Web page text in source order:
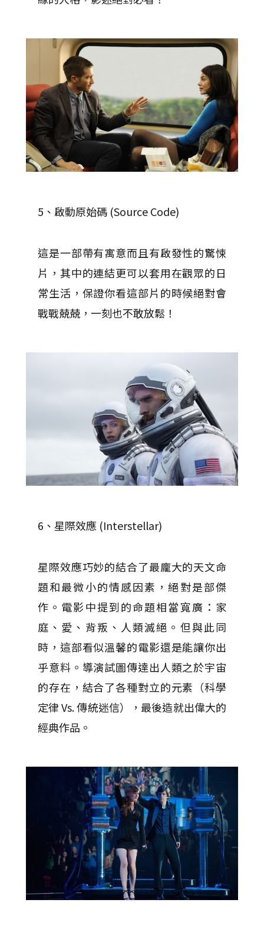
5、啟動原始碼 (Source Code)
這是一部帶有寓意而且有啟發性的驚悚
片，其中的連結更可以套用在觀眾的日
常生活，保證你看這部片的時候絕對會
戰戰兢兢，一刻也不敢放鬆！
6、星際效應 (Interstellar)
星際效應巧妙的結合了最龐大的天文命
題和最微小的情感因素，絕對是部傑
作。電影中提到的命題相當寬廣：家
庭、愛、背叛、人類滅絕。但與此同
時，這部看似溫馨的電影還是能讓你出
乎意料。導演試圖傳達出人類之於宇宙
的存在，結合了各種對立的元素（科學
定律 Vs. 傳統迷信），最後造就出偉大的
經典作品。